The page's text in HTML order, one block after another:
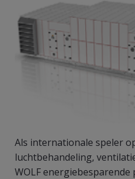
Als internationale speler
luchtbehandeling,
WOLF